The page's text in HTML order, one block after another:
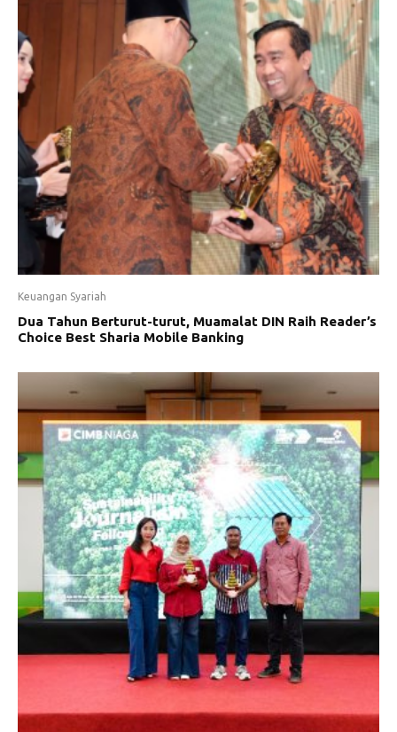
Keuangan Syariah
Dua Tahun Berturut-turut, Muamalat DIN Raih Reader’s
Choice Best Sharia Mobile Banking